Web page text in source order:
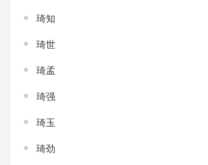
琦知
琦世
琦孟
琦强
琦玉
琦劲